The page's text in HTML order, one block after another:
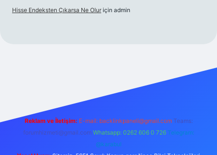
Hisse Endeksten Çıkarsa Ne Olur için admin
Reklam ve İletişim: E-mail: backlinkpaneli@gmail.com Teams:
forumhizmeti@gmail.com Whatsapp: 0262 606 0 726 Telegram:
@karabul